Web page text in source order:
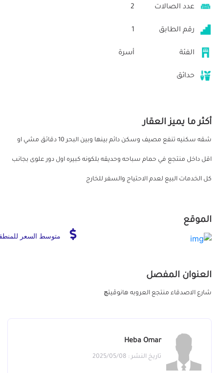
عدد الصالات 2
رقم الطابق 1
الفئة أسرة
حدائق
أكثر ما يميز العقار
شقه سكنيه تنفع مصيف وسكن دائم بينها وبين البحر 10 دقائق مشي او
اقل داخل منتجع في حمام سباحه وحديقه بلكونه كبيره اول دور علوى بجانب
كل الخدمات البيع لعدم الاحتياج والسفر للخارج
الموقع
متوسط السعر
العنوان المفصل
شارع الاصدقاء منتجع العروبه هانوڤيتچ
Heba Omar
تاريخ النشر : 2025/05/08